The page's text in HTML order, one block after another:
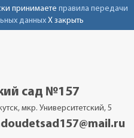
принимаете правила передачи
данных X закрыть
сад №157
мкр. Университетский, 5